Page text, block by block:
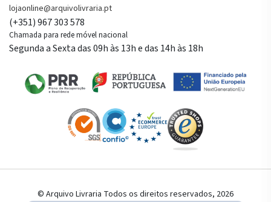
lojaonline@arquivolivraria.pt
(+351) 967 303 578
Chamada para rede móvel nacional
Segunda a Sexta das 09h às 13h e das 14h às 18h
© Arquivo Livraria Todos os direitos reservados, 2026